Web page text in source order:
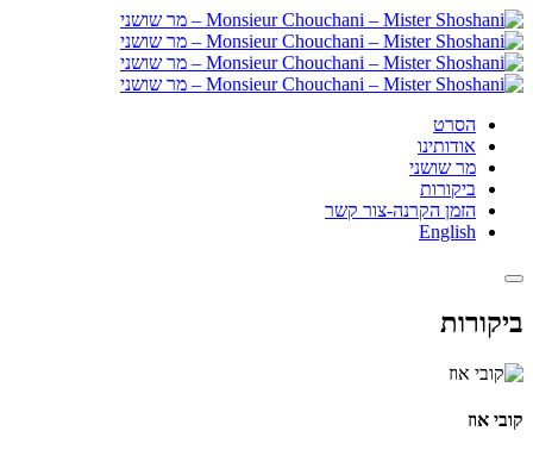
הסרט
אודותינו
מר שושני
ביקורות
הזמן הקרנה-צור קשר
English
ביקורות
קובי אוז